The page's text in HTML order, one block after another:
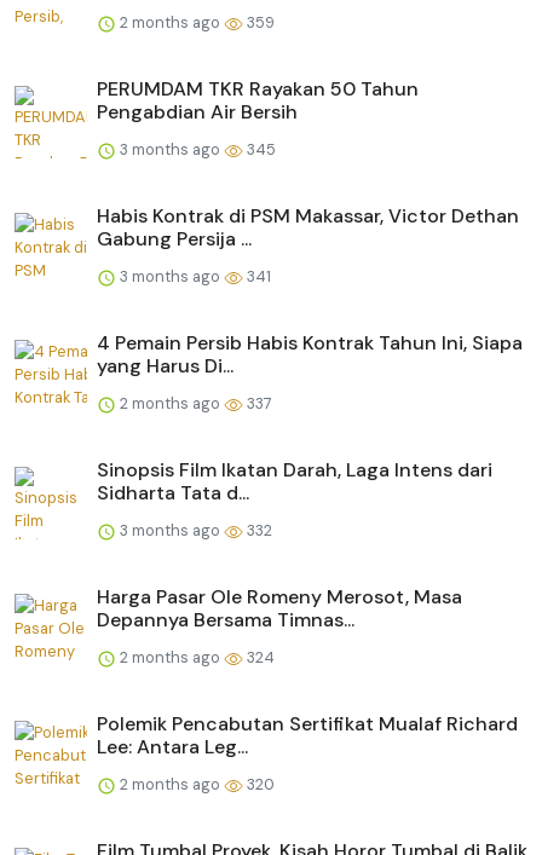
2 months ago 359
PERUMDAM TKR Rayakan 50 Tahun
Pengabdian Air Bersih
3 months ago 345
Habis Kontrak di PSM Makassar, Victor Dethan
Gabung Persija ...
3 months ago 341
4 Pemain Persib Habis Kontrak Tahun Ini, Siapa
yang Harus Di...
2 months ago 337
Sinopsis Film Ikatan Darah, Laga Intens dari
Sidharta Tata d...
3 months ago 332
Harga Pasar Ole Romeny Merosot, Masa
Depannya Bersama Timnas...
2 months ago 324
Polemik Pencabutan Sertifikat Mualaf Richard
Lee: Antara Leg...
2 months ago 320